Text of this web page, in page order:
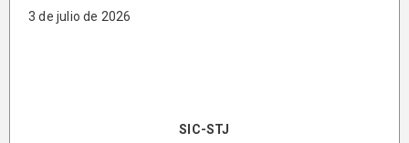
3 de julio de 2026
SIC-STJ